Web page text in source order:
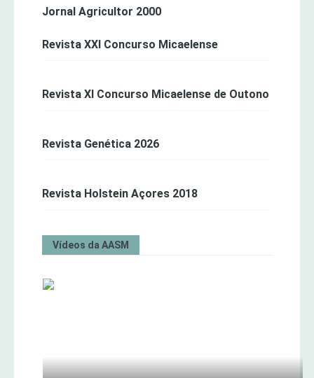
Jornal Agricultor 2000
Revista XXI Concurso Micaelense
Revista XI Concurso Micaelense de Outono
Revista Genética 2026
Revista Holstein Açores 2018
Vídeos da AASM